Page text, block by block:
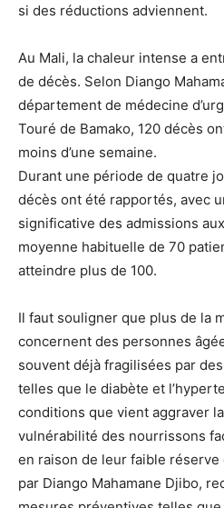
si des réductions adviennent.
Au Mali, la chaleur intense a
de décès. Selon Diango
département de médecine
Touré de Bamako, 120 décès
moins d’une semaine.
Durant une période de quatre
décès ont été rapportés, avec
significative des admissions
moyenne habituelle de 70
atteindre plus de 100.
Il faut souligner que plus de la
concernent des personnes
souvent déjà fragilisées par
telles que le diabète et
conditions que vient aggraver
vulnérabilité des nourrissons
en raison de leur faible réserve
par Diango Mahamane Djibo,